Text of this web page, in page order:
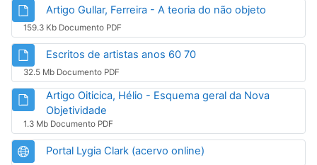
Artigo Gullar, Ferreira - A teoria do não objeto
159.3 Kb Documento PDF
Escritos de artistas anos 60 70Arquivo
32.5 Mb Documento PDF
Artigo Oiticica, Hélio - Esquema geral da Nova
Objetividade
1.3 Mb Documento PDF
Portal Lygia Clark (acervo online)